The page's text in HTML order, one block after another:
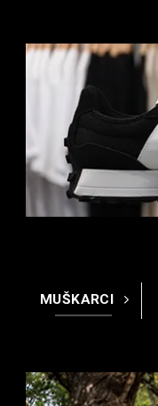
MUŠKARCI